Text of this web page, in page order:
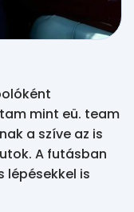
mint eü. team
a szíve az is
A futásban
lépésekkel is